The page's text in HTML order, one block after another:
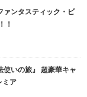
ァンタスティック・ビ
！
使いの旅』 超豪華キャ
ミア